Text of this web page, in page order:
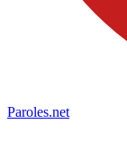
Paroles.net